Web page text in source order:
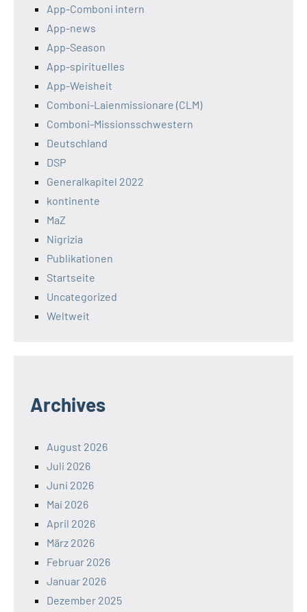
App-Comboni intern
App-news
App-Season
App-spirituelles
App-Weisheit
Comboni-Laienmissionare (CLM)
Comboni-Missionsschwestern
Deutschland
DSP
Generalkapitel 2022
kontinente
MaZ
Nigrizia
Publikationen
Startseite
Uncategorized
Weltweit
Archives
August 2026
Juli 2026
Juni 2026
Mai 2026
April 2026
März 2026
Februar 2026
Januar 2026
Dezember 2025